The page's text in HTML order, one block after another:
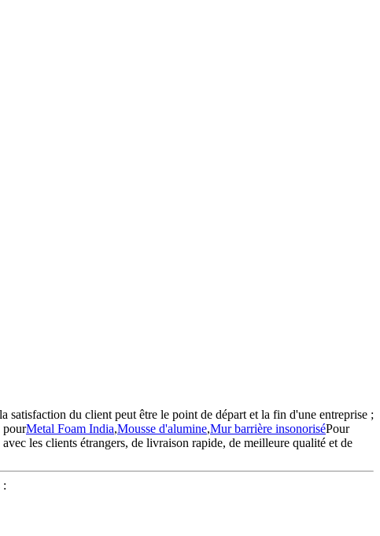
satisfaction du client peut être le point de départ et la fin d'une entreprise ;
pourMetal Foam India,Mousse d'alumine,Mur barrière insonoriséPour
les clients étrangers, de livraison rapide, de meilleure qualité et de
: